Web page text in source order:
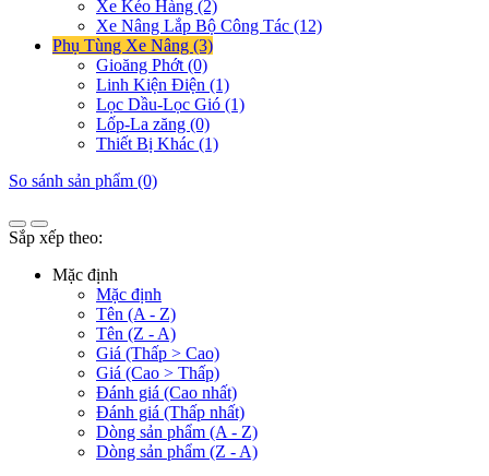
Xe Kéo Hàng (2)
Xe Nâng Lắp Bộ Công Tác (12)
Phụ Tùng Xe Nâng (3)
Gioăng Phớt (0)
Linh Kiện Điện (1)
Lọc Dầu-Lọc Gió (1)
Lốp-La zăng (0)
Thiết Bị Khác (1)
So sánh sản phẩm (0)
Sắp xếp theo:
Mặc định
Mặc định
Tên (A - Z)
Tên (Z - A)
Giá (Thấp > Cao)
Giá (Cao > Thấp)
Đánh giá (Cao nhất)
Đánh giá (Thấp nhất)
Dòng sản phẩm (A - Z)
Dòng sản phẩm (Z - A)